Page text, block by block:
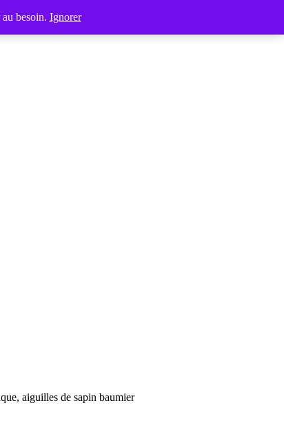
aiguilles de sapin baumier
besoin. Ignorer